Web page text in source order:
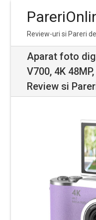
navigation
content
Review-uri si Pareri
Aparat foto
V700, 4K
Review si